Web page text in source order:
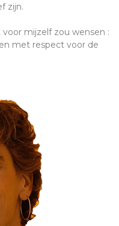
zijn.
mijzelf zou wensen :
met respect voor de